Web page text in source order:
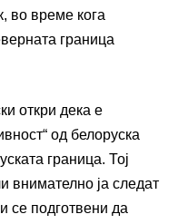
во време кога
граница
откри дека е
од белоруска
граница. Тој
внимателно ја следат
се подготвени да